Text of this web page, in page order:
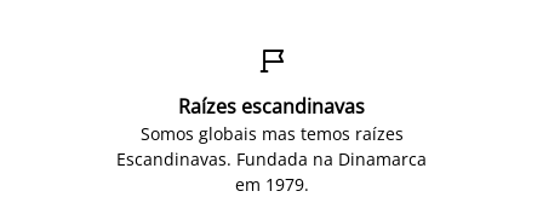

Raízes escandinavas
Somos globais mas temos raízes
Escandinavas. Fundada na Dinamarca
em 1979.